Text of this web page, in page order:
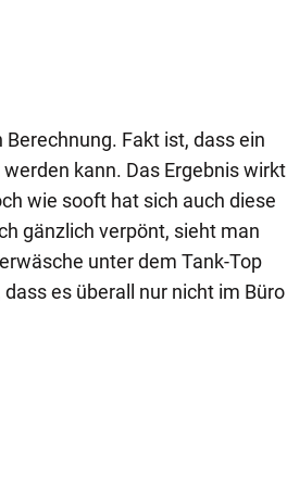
Fakt ist, dass ein
kann. Das Ergebnis wirkt
wie sooft hat sich auch diese
gänzlich verpönt, sieht man
unter dem Tank-Top
es überall nur nicht im Büro